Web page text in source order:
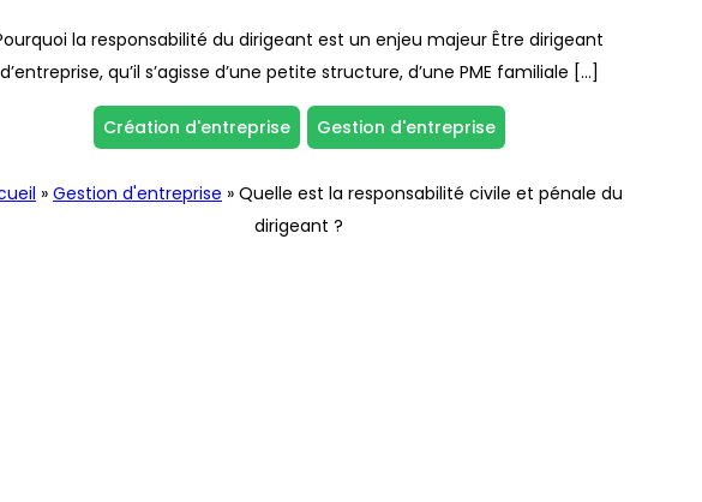
la responsabilité du dirigeant est un enjeu majeur Être dirigeant
d’entreprise, qu’il s’agisse d’une petite structure, d’une PME familiale […]
Création d'entreprise Gestion d'entreprise
» Gestion d'entreprise » Quelle est la responsabilité civile et pénale du
dirigeant ?